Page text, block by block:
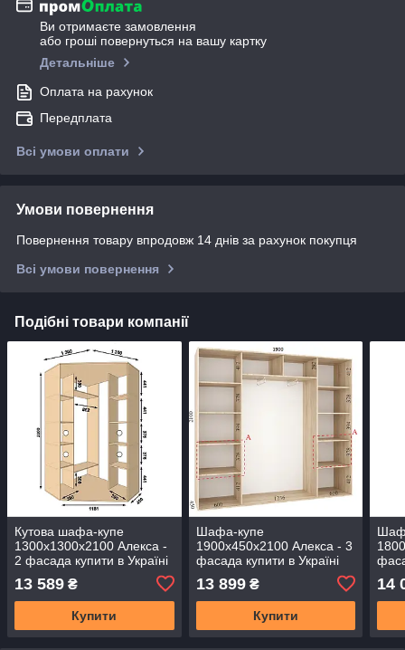
Ви отримаєте замовлення
або гроші повернуться на вашу картку
Детальніше
Оплата на рахунок
Передплата
Всі умови оплати
Умови повернення
Повернення товару впродовж 14 днів за рахунок покупця
Всі умови повернення
Подібні товари компанії
Кутова шафа-купе
1300х1300х2100 Алекса -
2 фасада купити в Україні
13 589 ₴
Купити
Шафа-купе
1900х450х2100 Алекса - 3
фасада купити в Україні
13 899₴
Купити
14